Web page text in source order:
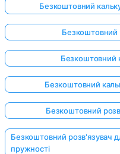
Безкоштовний
Безкоштовний
Безкоштовний
Безкоштовний
Безкоштовний розв'язувач
пружності